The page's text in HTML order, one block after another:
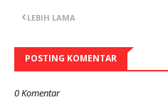
LEBIH LAMA
POSTING KOMENTAR
0 Komentar